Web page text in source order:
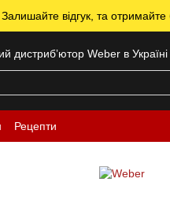
відгук, та
дистрибʼютор Weber в Україні
Рецепти